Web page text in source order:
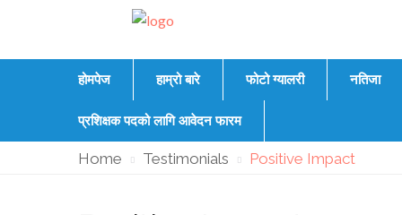
होमपेज हाम्रो बारे फोटो ग्यालरी नतिजा
प्रशिक्षक पदको लागि आवेदन फारम
Home Testimonials Positive Impact